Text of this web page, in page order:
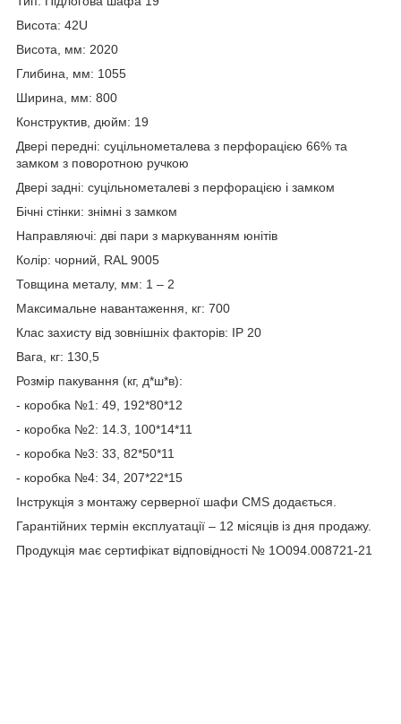
Висота: 42U
Висота, мм: 2020
Глибина, мм: 1055
Ширина, мм: 800
Конструктив, дюйм: 19
Двері передні: суцільнометалева з перфорацією 66% та
замком з поворотною ручкою
Двері задні: суцільнометалеві з перфорацією і замком
Бічні стінки: знімні з замком
Направляючі: дві пари з маркуванням юнітів
Колір: чорний, RAL 9005
Товщина металу, мм: 1 – 2
Максимальне навантаження, кг: 700
Клас захисту від зовнішніх факторів: IP 20
Вага, кг: 130,5
Розмір пакування (кг, д*ш*в):
- коробка №1: 49, 192*80*12
- коробка №2: 14.3, 100*14*11
- коробка №3: 33, 82*50*11
- коробка №4: 34, 207*22*15
Інструкція з монтажу серверної шафи CMS додається.
Гарантійних термін експлуатації – 12 місяців із дня продажу.
Продукція має сертифікат відповідності № 1О094.008721-21